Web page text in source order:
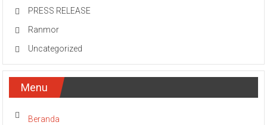
PRESS RELEASE
Ranmor
Uncategorized
Menu
Beranda